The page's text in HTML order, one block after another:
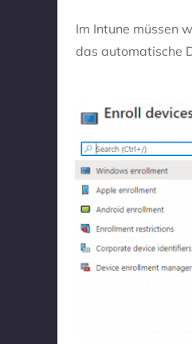
Im Intune müssen
das automatische